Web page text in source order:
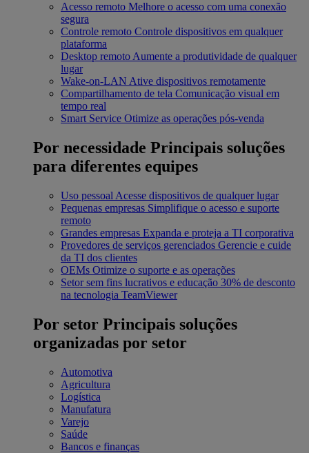
Acesso remoto Melhore o acesso com uma conexão
segura
Controle remoto Controle dispositivos em qualquer
plataforma
Desktop remoto Aumente a produtividade de qualquer
lugar
Wake-on-LAN Ative dispositivos remotamente
Compartilhamento de tela Comunicação visual em
tempo real
Smart Service Otimize as operações pós-venda
Por necessidade Principais soluções
para diferentes equipes
Uso pessoal Acesse dispositivos de qualquer lugar
Pequenas empresas Simplifique o acesso e suporte
remoto
Grandes empresas Expanda e proteja a TI corporativa
Provedores de serviços gerenciados Gerencie e cuide
da TI dos clientes
OEMs Otimize o suporte e as operações
Setor sem fins lucrativos e educação 30% de desconto
na tecnologia TeamViewer
Por setor Principais soluções
organizadas por setor
Automotiva
Agricultura
Logística
Manufatura
Varejo
Saúde
Bancos e finanças